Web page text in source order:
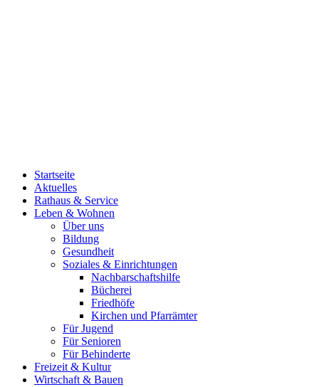
Startseite
Aktuelles
Rathaus & Service
Leben & Wohnen
Über uns
Bildung
Gesundheit
Soziales & Einrichtungen
Nachbarschaftshilfe
Bücherei
Friedhöfe
Kirchen und Pfarrämter
Für Jugend
Für Senioren
Für Behinderte
Freizeit & Kultur
Wirtschaft & Bauen